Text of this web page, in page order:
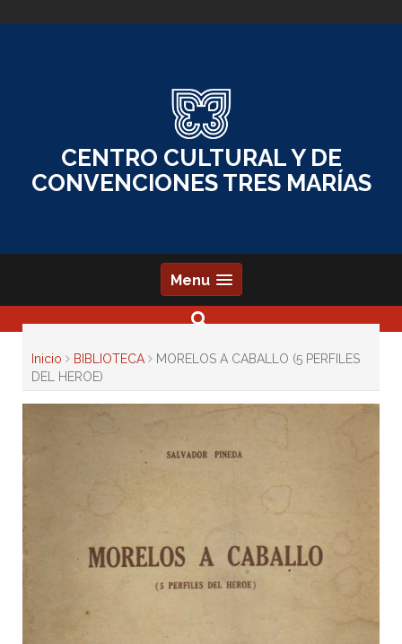
to
CENTRO CULTURAL Y DE
CONVENCIONES TRES MARÍAS
Menu
Inicio BIBLIOTECA
MORELOS A CABALLO (5 PERFILES
DEL HEROE)